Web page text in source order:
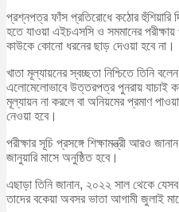
প্রশ্নপত্র ফাঁস প্রতিরোধে কঠোর হুঁশিয়ারি
হতে যাওয়া এইচএসসি ও সমমানের
কাউকে কোনো ধরনের ছাড় দেওয়া হবে না।
খাতা মূল্যায়নের স্বচ্ছতা নিশ্চিতে তিনি
এলোমেলোভাবে উত্তরপত্র পুনরায় যাচাই
মূল্যায়ন না করলে বা অনিয়মের প্রমাণ
নেওয়া হবে।
পরীক্ষার সূচি প্রসঙ্গে শিক্ষামন্ত্রী আরও
জানুয়ারি মাসে অনুষ্ঠিত হবে।
এছাড়া তিনি জানান, ২০২২ সাল থেকে
তাদের বকেয়া অবসর ভাতা আগামী জুলাই